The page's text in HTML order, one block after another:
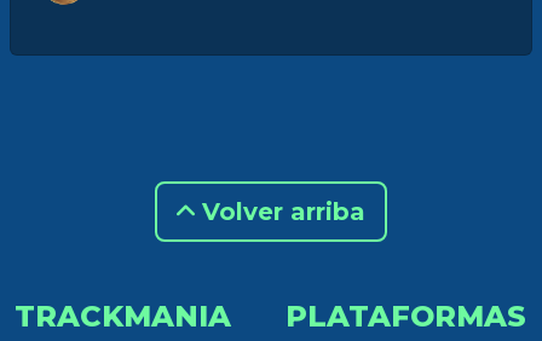
Volver arriba
TRACKMANIA PLATAFORMAS